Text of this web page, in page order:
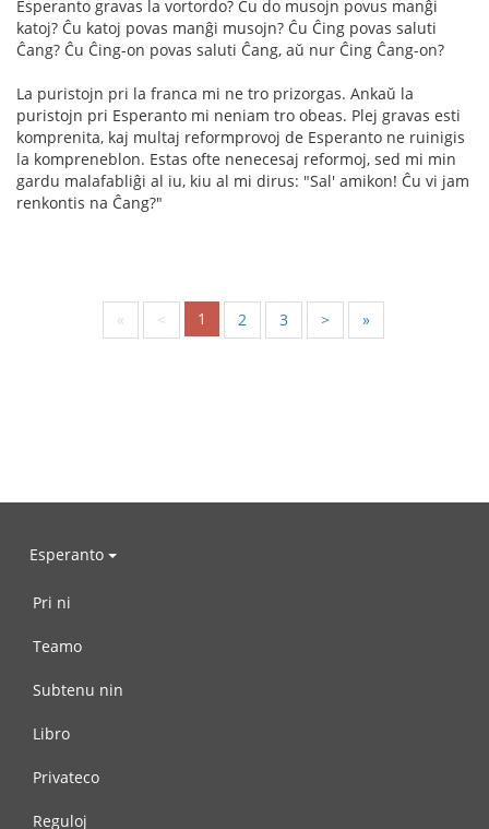
Esperanto gravas la vortordo? Ĉu do musojn povus manĝi
katoj? Ĉu katoj povas manĝi musojn? Ĉu Ĉing povas saluti
Ĉang? Ĉu Ĉing-on povas saluti Ĉang, aŭ nur Ĉing Ĉang-on?
La puristojn pri la franca mi ne tro prizorgas. Ankaŭ la
puristojn pri Esperanto mi neniam tro obeas. Plej gravas esti
komprenita, kaj multaj reformprovoj de Esperanto ne ruinigis
la kompreneblon. Estas ofte nenecesaj reformoj, sed mi min
gardu malafabliĝi al iu, kiu al mi dirus: "Sal' amikon! Ĉu vi jam
renkontis na Ĉang?"
« < 1 2 3 > »
Esperanto
Pri ni
Teamo
Subtenu nin
Libro
Privateco
Reguloj